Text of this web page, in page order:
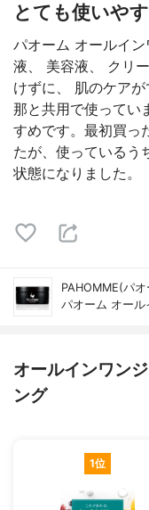
とても使いや
パオーム オールイ
液、 美容液、 クリ
けずに、 肌のケア
那と共用で使ってい
すめです。最初買っ
たが、使っているう
状態になりました。
PAHOMME(パ
パオーム オー
オールインワン
ング
1位